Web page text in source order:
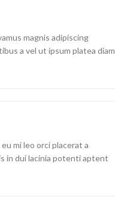
magnis adipiscing
a vel ut ipsum platea diam
mi leo orci placerat a
in dui lacinia potenti aptent